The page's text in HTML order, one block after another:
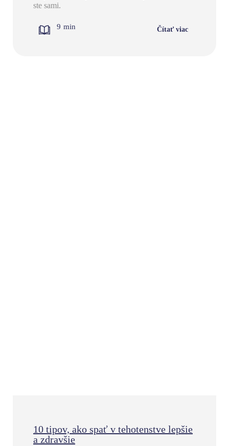
ste sami.
9 min Čítať viac
10 tipov, ako spať v tehotenstve lepšie
a zdravšie